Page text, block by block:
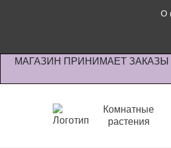
О
МАГАЗИН ПРИНИМАЕТ
Комнатные
растения